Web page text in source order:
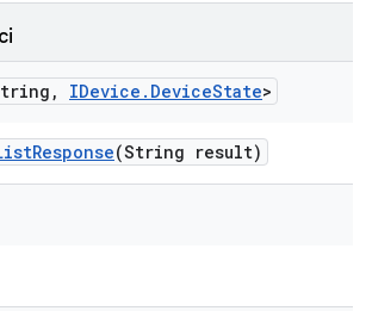
, IDevice . DeviceState>
Response(String result)